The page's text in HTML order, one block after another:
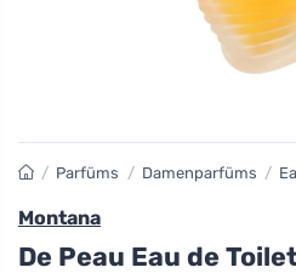
/ Parfüms / Damenparfüms /
Montana
De Peau Eau de